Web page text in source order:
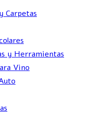
Carpetas
y Herramientas
Vino